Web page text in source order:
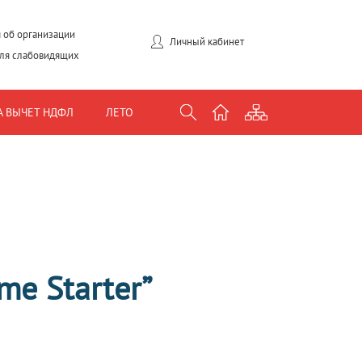
организации
слабовидящих
Личный кабинет
ВЫЧЕТ НДФЛ ЛЕТО
Starter”